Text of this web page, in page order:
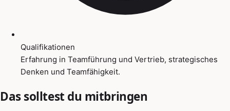
Qualifikationen
Erfahrung in Teamführung und Vertrieb, strategisches
Denken und Teamfähigkeit.
Das solltest du mitbringen